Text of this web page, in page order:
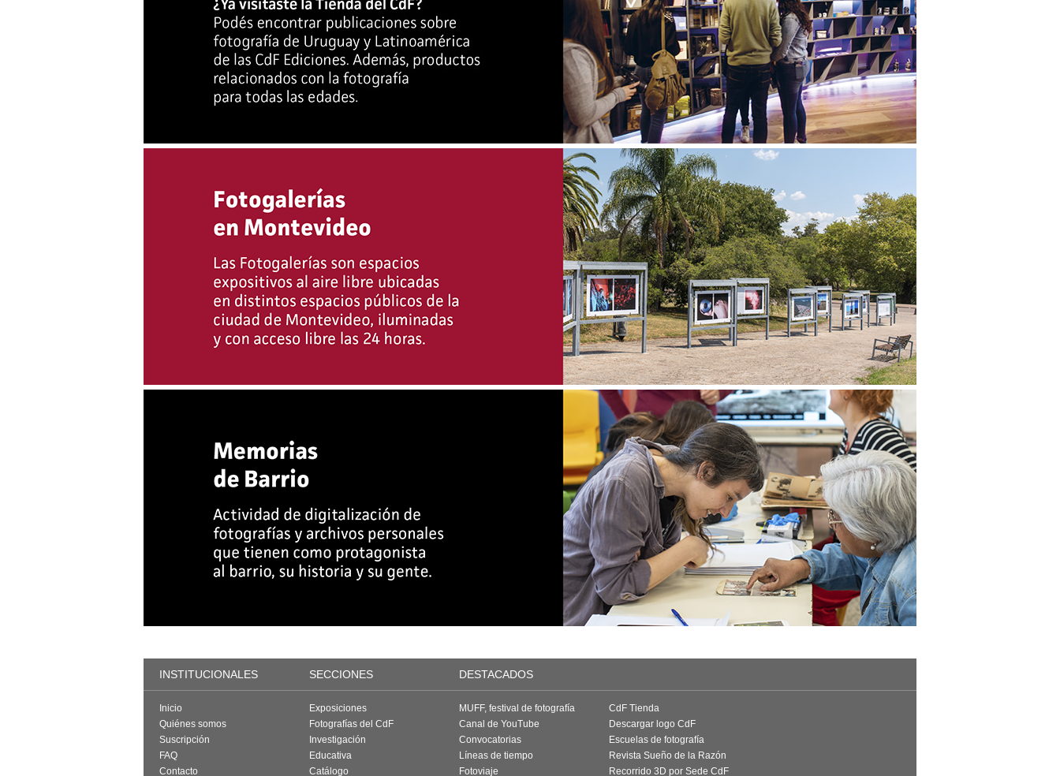
INSTITUCIONALES SECCIONES DESTACADOS
Inicio
Quiénes somos
Suscripción
FAQ
Contacto
Exposiciones
Fotografías del CdF
Investigación
Educativa
Catálogo
MUFF, festival de fotografía
Canal de YouTube
Convocatorias
Líneas de tiempo
Fotoviaje
CdF Tienda
Descargar logo CdF
Escuelas de fotografía
Revista Sueño de la Razón
Recorrido 3D por Sede CdF